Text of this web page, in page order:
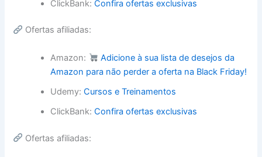
ClickBank:Confira ofertas exclusivas
Ofertas afiliadas:
Amazon:
Adicione à sua lista de desejos da
Amazon para não perder a oferta na Black Friday!
Udemy:Cursos e Treinamentos
ClickBank:Confira ofertas exclusivas
Ofertas afiliadas: